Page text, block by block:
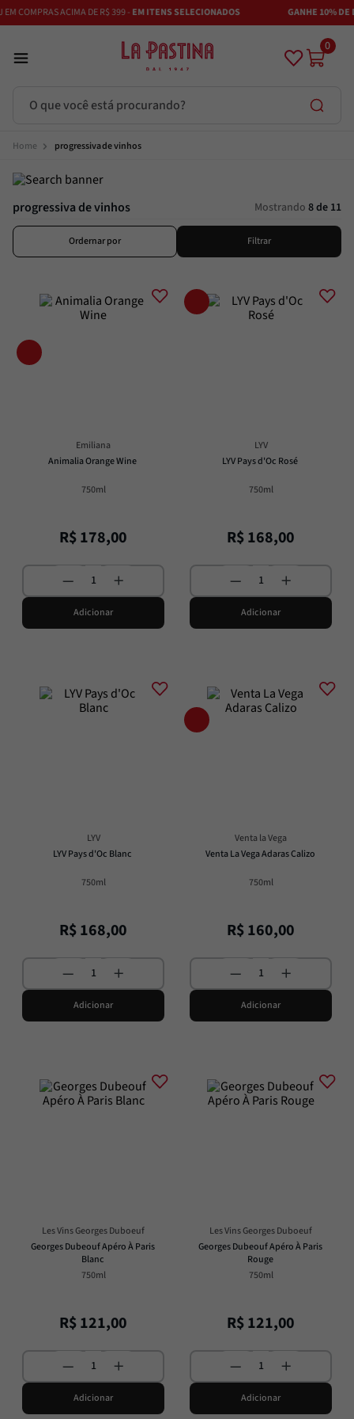
COMPRAS ACIMA DE R$ 399 -EM ITENS SELECIONADOS GANHE 10% DE
0
progressiva de vinhos
progressiva de vinhos Mostrando 8 de 11
Ordernar por Filtrar
Emiliana
Animalia Orange Wine
750ml
R$178,00
Adicionar
LYV
LYV Pays d'Oc Rosé
750ml
R$168,00
Adicionar
LYV
LYV Pays d'Oc Blanc
750ml
R$168,00
Adicionar
Venta la Vega
Venta La Vega Adaras Calizo
750ml
R$160,00
Adicionar
Les Vins Georges Duboeuf
Georges Dubeouf Apéro À Paris
Blanc
750ml
R$121,00
Adicionar
Les Vins Georges Duboeuf
Georges Dubeouf Apéro À Paris
Rouge
750ml
R$121,00
Adicionar
Termos mais buscados
1º Azeite
2º Vinhos
4º Maestra
6º Azeitona
8º